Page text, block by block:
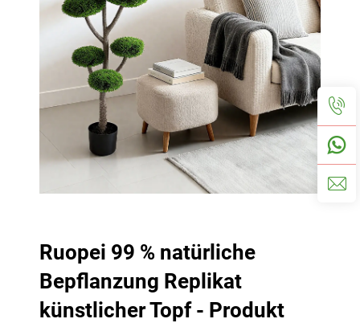
Ruopei 99 % natürliche
Bepflanzung Replikat
künstlicher Topf - Produkt